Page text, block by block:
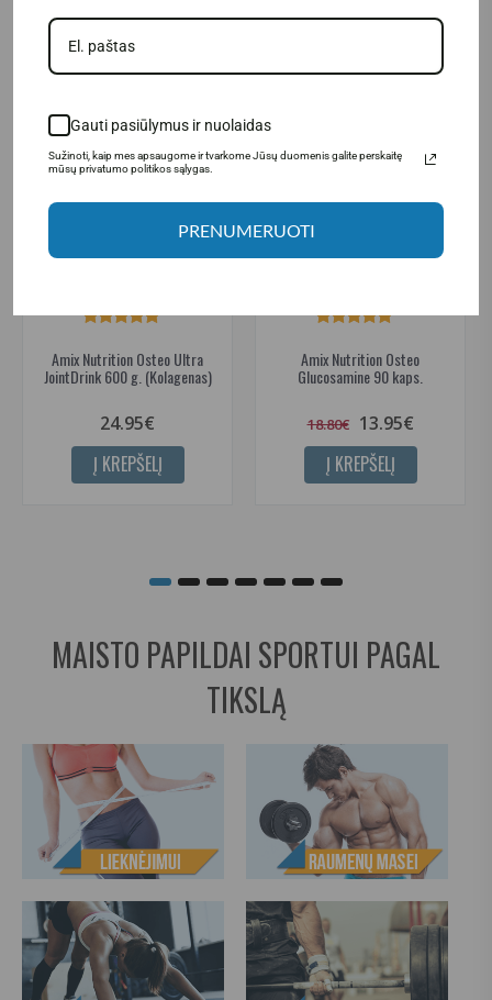
Amix Nutrition Osteo Ultra
JointDrink 600 g. (Kolagenas)
24.95€
Į KREPŠELĮ
Amix Nutrition Osteo
Glucosamine 90 kaps.
18.80€ 13.95€
Į KREPŠELĮ
MAISTO PAPILDAI SPORTUI PAGAL
TIKSLĄ
Gauti pasiūlymus ir nuolaidas
Sužinoti, kaip mes apsaugome ir tvarkome Jūsų duomenis galite perskaitę
mūsų privatumo politikos sąlygas.
PRENUMERUOTI